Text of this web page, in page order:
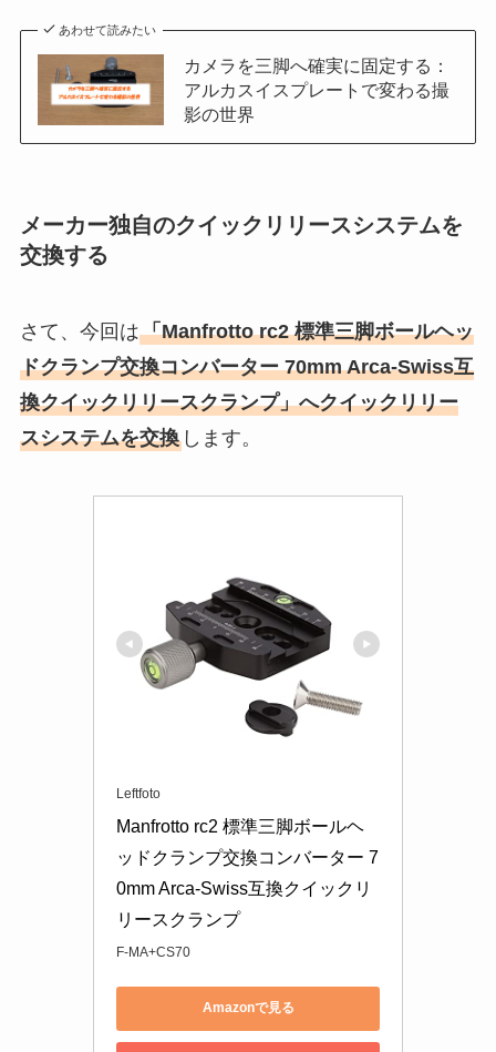
あわせて読みたい
カメラを三脚へ確実に固定する：
アルカスイスプレートで変わる撮
影の世界
メーカー独自のクイックリリースシステムを
交換する
さて、今回は「Manfrotto rc2 標準三脚ボールヘッ
ドクランプ交換コンバーター 70mm Arca-Swiss互
換クイックリリースクランプ」へクイックリリー
スシステムを交換します。
Leftfoto
Manfrotto rc2 標準三脚ボールヘ
ッドクランプ交換コンバーター 7
0mm Arca-Swiss互換クイックリ
リースクランプ
F-MA+CS70
Amazonで見る